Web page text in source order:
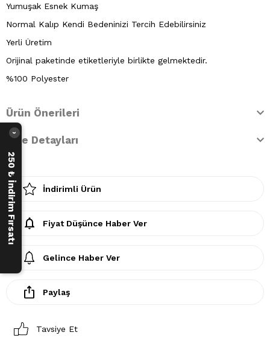
Yumuşak Esnek Kumaş
Normal Kalıp Kendi Bedeninizi Tercih Edebilirsiniz
Yerli Üretim
Orijinal paketinde etiketleriyle birlikte gelmektedir.
%100 Polyester
Ürün Önerileri
İade Detayları
İndirimli Ürün
Fiyat Düşünce Haber Ver
Gelince Haber Ver
Paylaş
Tavsiye Et
250 ₺ İndirim Fırsatı
›